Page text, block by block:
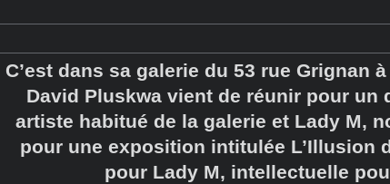
C’est dans sa galerie du 53 rue Grignan
David Pluskwa vient de réunir pour un
artiste habitué de la galerie et Lady M,
pour une exposition intitulée L’Illusion
pour Lady M, intellectuelle